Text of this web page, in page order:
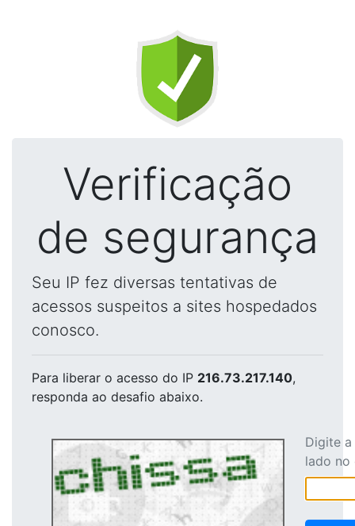
Verificação
de segurança
Seu IP fez diversas tentativas de
acessos suspeitos a sites hospedados
conosco.
Para liberar o acesso do IP 216.73.217.140,
responda ao desafio abaixo.
Digite
lado no